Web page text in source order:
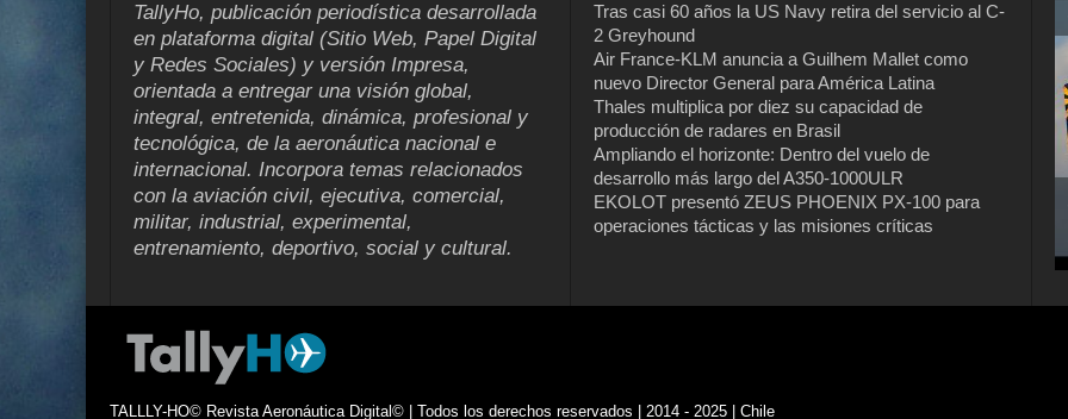
TallyHo, publicación periodística desarrollada
en plataforma digital (Sitio Web, Papel Digital
y Redes Sociales) y versión Impresa,
orientada a entregar una visión global,
integral, entretenida, dinámica, profesional y
tecnológica, de la aeronáutica nacional e
internacional. Incorpora temas relacionados
con la aviación civil, ejecutiva, comercial,
militar, industrial, experimental,
entrenamiento, deportivo, social y cultural.
Tras casi 60 años la US Navy retira del servicio al C-
2 Greyhound
Air France-KLM anuncia a Guilhem Mallet como
nuevo Director General para América Latina
Thales multiplica por diez su capacidad de
producción de radares en Brasil
Ampliando el horizonte: Dentro del vuelo de
desarrollo más largo del A350-1000ULR
EKOLOT presentó ZEUS PHOENIX PX-100 para
operaciones tácticas y las misiones críticas
Tras casi 60 años la US Navy retira del
servicio al C-2 Greyhound
TALLLY-HO© Revista Aeronáutica Digital© | Todos los derechos reservados | 2014 - 2025 | Chile